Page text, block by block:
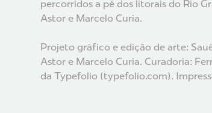
percorridos a pé dos litorais do Rio
Astor e Marcelo Curia.
Projeto gráfico e edição de arte:
Astor e Marcelo Curia. Curadoria:
da Typefolio (typefolio.com).